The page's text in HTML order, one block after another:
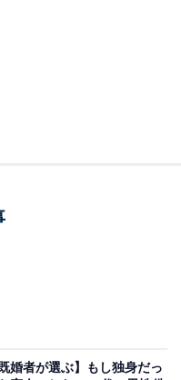
役を演じました。2
たないほどの大ヒット
れいで、誰からでも守
既婚者が選ぶ】もし独身だっ